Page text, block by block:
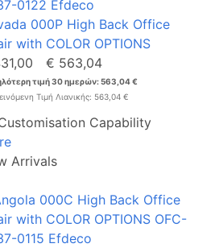
000P High Back Office
with COLOR OPTIONS
€ 563,04
τιμή 30 ημερών: 563,04 €
Τιμή Λιανικής: 563,04 €
Capability
Arrivals